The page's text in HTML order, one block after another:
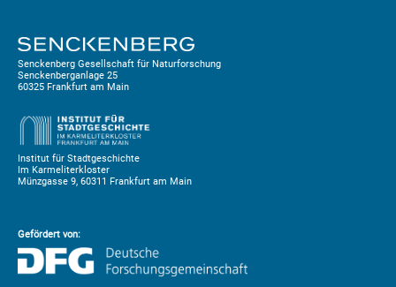
Senckenberg Gesellschaft für Naturforschung
Senckenberganlage 25
60325 Frankfurt am Main
Institut für Stadtgeschichte
Im Karmeliterkloster
Münzgasse 9, 60311 Frankfurt am Main
Gefördert von: